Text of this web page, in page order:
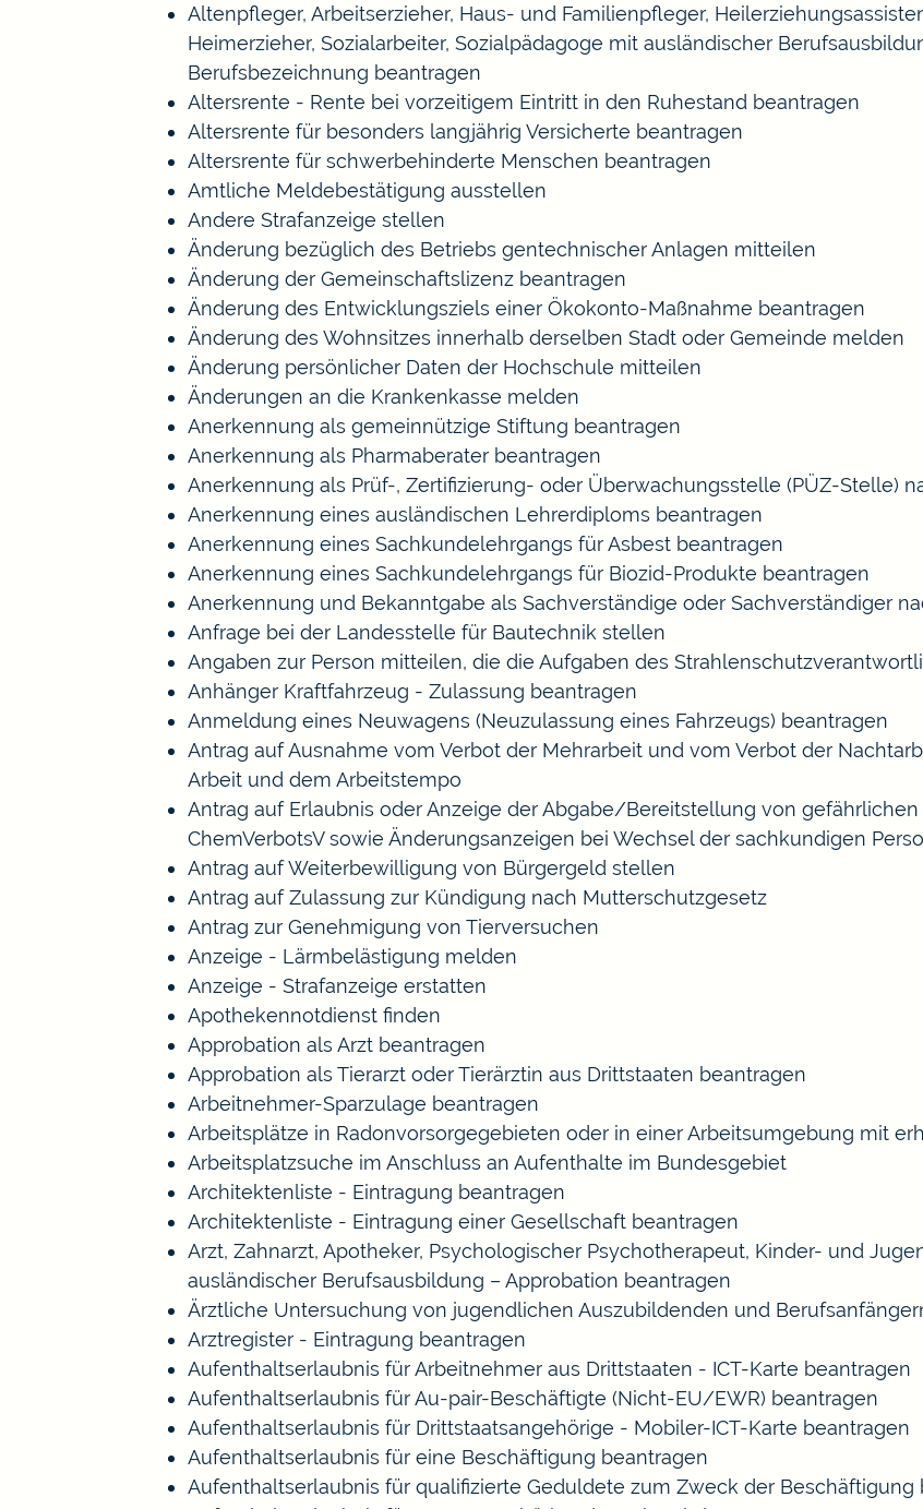
Altenpfleger, Arbeitserzieher, Haus- und Familienpfleger,
Heimerzieher, Sozialarbeiter, Sozialpädagoge mit ausländischer
Berufsbezeichnung beantragen
Altersrente - Rente bei vorzeitigem Eintritt in den Ruhestand beantragen
Altersrente für besonders langjährig Versicherte beantragen
Altersrente für schwerbehinderte Menschen beantragen
Amtliche Meldebestätigung ausstellen
Andere Strafanzeige stellen
Änderung bezüglich des Betriebs gentechnischer Anlagen mitteilen
Änderung der Gemeinschaftslizenz beantragen
Änderung des Entwicklungsziels einer Ökokonto-Maßnahme beantragen
Änderung des Wohnsitzes innerhalb derselben Stadt oder Gemeinde melden
Änderung persönlicher Daten der Hochschule mitteilen
Änderungen an die Krankenkasse melden
Anerkennung als gemeinnützige Stiftung beantragen
Anerkennung als Pharmaberater beantragen
Anerkennung als Prüf-, Zertifizierung- oder Überwachungsstelle (PÜZ-Stelle)
Anerkennung eines ausländischen Lehrerdiploms beantragen
Anerkennung eines Sachkundelehrgangs für Asbest beantragen
Anerkennung eines Sachkundelehrgangs für Biozid-Produkte beantragen
Anerkennung und Bekanntgabe als Sachverständige oder Sachverständiger
Anfrage bei der Landesstelle für Bautechnik stellen
Angaben zur Person mitteilen, die die Aufgaben des
Anhänger Kraftfahrzeug - Zulassung beantragen
Anmeldung eines Neuwagens (Neuzulassung eines Fahrzeugs) beantragen
Antrag auf Ausnahme vom Verbot der Mehrarbeit und vom Verbot der
Arbeit und dem Arbeitstempo
Antrag auf Erlaubnis oder Anzeige der Abgabe/Bereitstellung von
ChemVerbotsV sowie Änderungsanzeigen bei Wechsel der sachkundigen
Antrag auf Weiterbewilligung von Bürgergeld stellen
Antrag auf Zulassung zur Kündigung nach Mutterschutzgesetz
Antrag zur Genehmigung von Tierversuchen
Anzeige - Lärmbelästigung melden
Anzeige - Strafanzeige erstatten
Apothekennotdienst finden
Approbation als Arzt beantragen
Approbation als Tierarzt oder Tierärztin aus Drittstaaten beantragen
Arbeitnehmer-Sparzulage beantragen
Arbeitsplätze in Radonvorsorgegebieten oder in einer Arbeitsumgebung mit
Arbeitsplatzsuche im Anschluss an Aufenthalte im Bundesgebiet
Architektenliste - Eintragung beantragen
Architektenliste - Eintragung einer Gesellschaft beantragen
Arzt, Zahnarzt, Apotheker, Psychologischer Psychotherapeut, Kinder- und
ausländischer Berufsausbildung – Approbation beantragen
Ärztliche Untersuchung von jugendlichen Auszubildenden und
Arztregister - Eintragung beantragen
Aufenthaltserlaubnis für Arbeitnehmer aus Drittstaaten - ICT-Karte beantragen
Aufenthaltserlaubnis für Au-pair-Beschäftigte (Nicht-EU/EWR) beantragen
Aufenthaltserlaubnis für Drittstaatsangehörige - Mobiler-ICT-Karte beantragen
Aufenthaltserlaubnis für eine Beschäftigung beantragen
Aufenthaltserlaubnis für qualifizierte Geduldete zum Zweck der Beschäftigung